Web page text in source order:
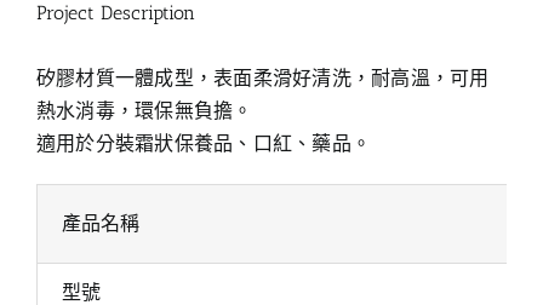
Project Description
矽膠材質一體成型，表面柔滑好清洗，耐高溫，可用
熱水消毒，環保無負擔。
適用於分裝霜狀保養品、口紅、藥品。
產品名稱
型號